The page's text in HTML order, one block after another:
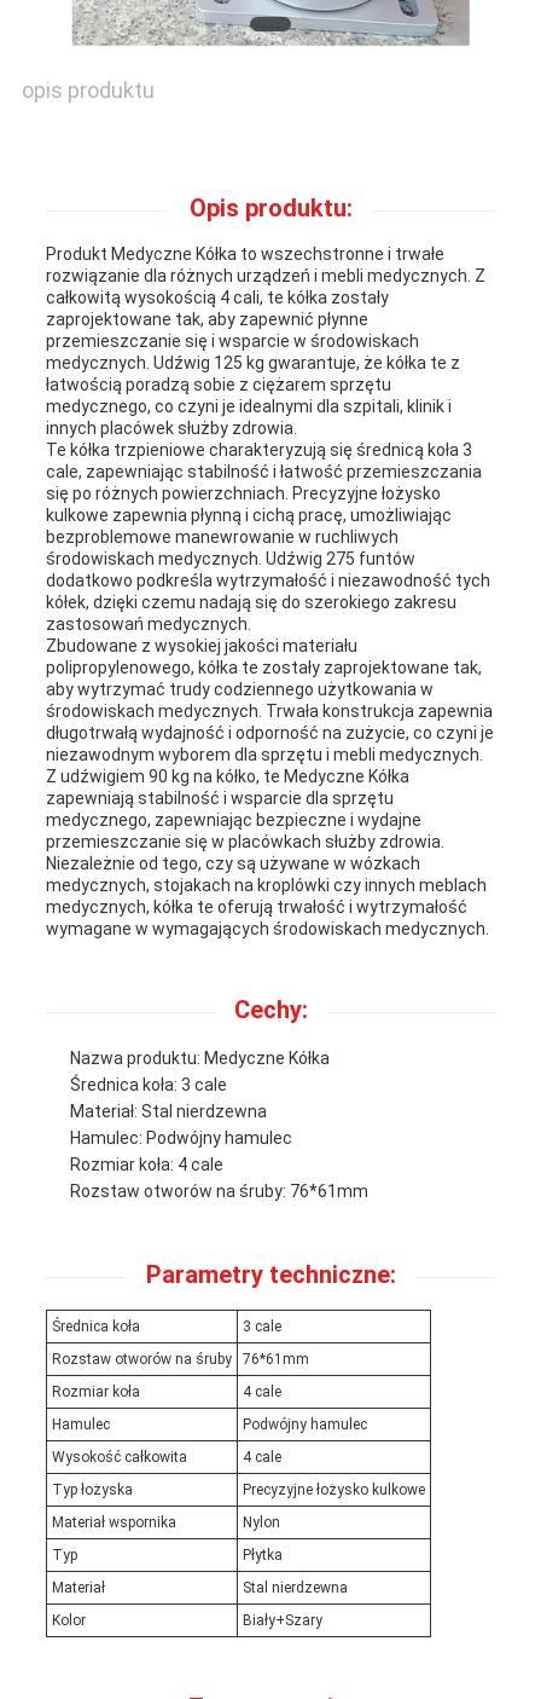
opis produktu
Opis produktu:
Produkt Medyczne Kółka to wszechstronne i trwałe
rozwiązanie dla różnych urządzeń i mebli medycznych. Z
całkowitą wysokością 4 cali, te kółka zostały
zaprojektowane tak, aby zapewnić płynne
przemieszczanie się i wsparcie w środowiskach
medycznych. Udźwig 125 kg gwarantuje, że kółka te z
łatwością poradzą sobie z ciężarem sprzętu
medycznego, co czyni je idealnymi dla szpitali, klinik i
innych placówek służby zdrowia.
Te kółka trzpieniowe charakteryzują się średnicą koła 3
cale, zapewniając stabilność i łatwość przemieszczania
się po różnych powierzchniach. Precyzyjne łożysko
kulkowe zapewnia płynną i cichą pracę, umożliwiając
bezproblemowe manewrowanie w ruchliwych
środowiskach medycznych. Udźwig 275 funtów
dodatkowo podkreśla wytrzymałość i niezawodność tych
kółek, dzięki czemu nadają się do szerokiego zakresu
zastosowań medycznych.
Zbudowane z wysokiej jakości materiału
polipropylenowego, kółka te zostały zaprojektowane tak,
aby wytrzymać trudy codziennego użytkowania w
środowiskach medycznych. Trwała konstrukcja zapewnia
długotrwałą wydajność i odporność na zużycie, co czyni je
niezawodnym wyborem dla sprzętu i mebli medycznych.
Z udźwigiem 90 kg na kółko, te Medyczne Kółka
zapewniają stabilność i wsparcie dla sprzętu
medycznego, zapewniając bezpieczne i wydajne
przemieszczanie się w placówkach służby zdrowia.
Niezależnie od tego, czy są używane w wózkach
medycznych, stojakach na kroplówki czy innych meblach
medycznych, kółka te oferują trwałość i wytrzymałość
wymagane w wymagających środowiskach medycznych.
Cechy:
Nazwa produktu: Medyczne Kółka
Średnica koła: 3 cale
Materiał: Stal nierdzewna
Hamulec: Podwójny hamulec
Rozmiar koła: 4 cale
Rozstaw otworów na śruby: 76*61mm
Parametry techniczne:
Średnica koła
3 cale
Rozstaw otworów na śruby
76*61mm
Rozmiar koła
4 cale
Hamulec
Podwójny hamulec
Wysokość całkowita
4 cale
Typ łożyska
Precyzyjne łożysko kulkowe
Materiał wspornika
Nylon
Typ
Płytka
Materiał
Stal nierdzewna
Kolor
Biały+Szary